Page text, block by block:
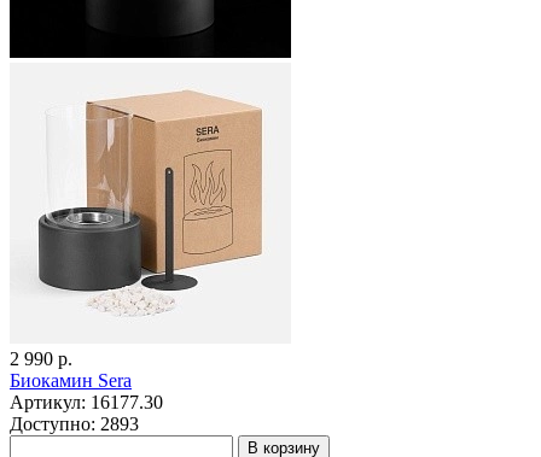
2 990 р.
Биокамин Sera
Артикул: 16177.30
Доступно: 2893
В корзину